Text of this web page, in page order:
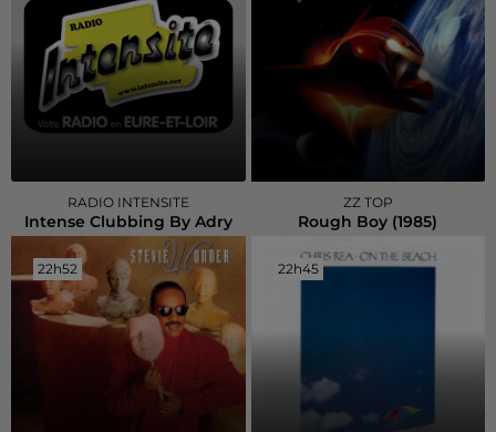
RADIO INTENSITE
Intense Clubbing By Adry
ZZ TOP
Rough Boy (1985)
22h52
22h52 22h45
22h45